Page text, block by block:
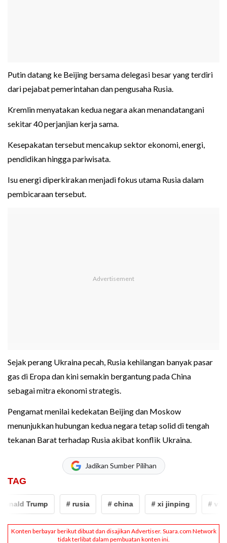
Putin datang ke Beijing bersama delegasi besar yang terdiri
dari pejabat pemerintahan dan pengusaha Rusia.
Kremlin menyatakan kedua negara akan menandatangani
sekitar 40 perjanjian kerja sama.
Kesepakatan tersebut mencakup sektor ekonomi, energi,
pendidikan hingga pariwisata.
Isu energi diperkirakan menjadi fokus utama Rusia dalam
pembicaraan tersebut.
Sejak perang Ukraina pecah, Rusia kehilangan banyak pasar
gas di Eropa dan kini semakin bergantung pada China
sebagai mitra ekonomi strategis.
Pengamat menilai kedekatan Beijing dan Moskow
menunjukkan hubungan kedua negara tetap solid di tengah
tekanan Barat terhadap Rusia akibat konflik Ukraina.
Jadikan Sumber Pilihan
TAG
Trump # rusia # china # xi jinping #